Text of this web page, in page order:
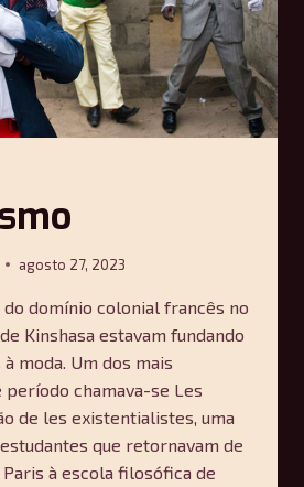
agosto 27, 2023
do domínio colonial francês no
Kinshasa estavam fundando
moda. Um dos mais
chamava-se Les
de les existentialistes, uma
que retornavam de
à escola filosófica de